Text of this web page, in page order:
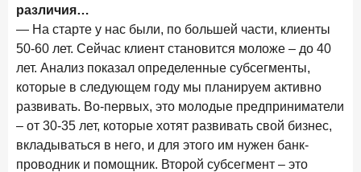
вкладов
6 марта 2026 года
По итогам февраля 2026 года объем выдач кредитов
составил 748,4 млрд руб.
25 февраля 2026 года ИССЛЕДОВАНИЕ
Ипотека. Итоги работы крупнейших ипотечных банков
в январе 2026 года
различия…
— На старте у нас были, по большей части, клиенты
50-60 лет. Сейчас клиент становится моложе – до 40
лет. Анализ показал определенные субсегменты,
которые в следующем году мы планируем активно
развивать. Во-первых, это молодые предприниматели
– от 30-35 лет, которые хотят развивать свой бизнес,
вкладываться в него, и для этого им нужен банк-
проводник и помощник. Второй субсегмент – это